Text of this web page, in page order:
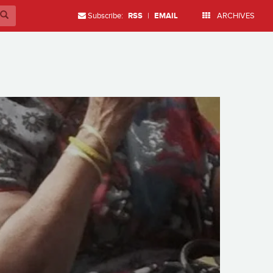
Subscribe: RSS | EMAIL ARCHIVES